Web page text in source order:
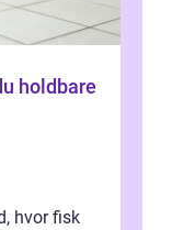
holdbare
hvor fisk